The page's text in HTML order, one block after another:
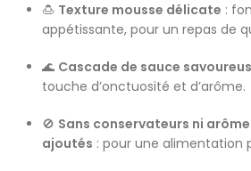
🍮 Texture mousse délicate :
appétissante, pour un repas de
🌊 Cascade de sauce
touche d’onctuosité et d’arôme.
🚫 Sans conservateurs ni
ajoutés : pour une alimentation